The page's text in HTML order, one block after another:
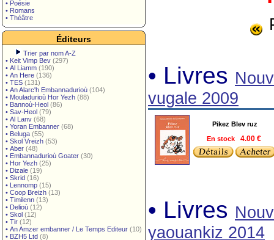
• Poésie
• Romans
• Théâtre
Éditeurs
Trier par nom A-Z
• Keit Vimp Bev (297)
• Al Liamm (190)
• An Here (136)
• TES (131)
• An Alarc'h Embannadurioù (104)
• Mouladurioù Hor Yezh (88)
• Bannoù-Heol (86)
• Sav-Heol (79)
• Al Lanv (68)
• Yoran Embanner (68)
• Beluga (55)
• Skol Vreizh (53)
• Aber (48)
• Embannadurioù Goater (30)
• Hor Yezh (25)
• Dizale (19)
• Skrid (16)
• Lennomp (15)
• Coop Breizh (13)
• Timilenn (13)
• Delioù (12)
• Skol (12)
• Tir (12)
• An Amzer embanner / Le Temps Editeur (10)
• BZH5 Ltd (8)
• Livres
vugale 2009
Pikez Blev ruz
En stock
4.00 €
• Livres
yaouankiz 2014